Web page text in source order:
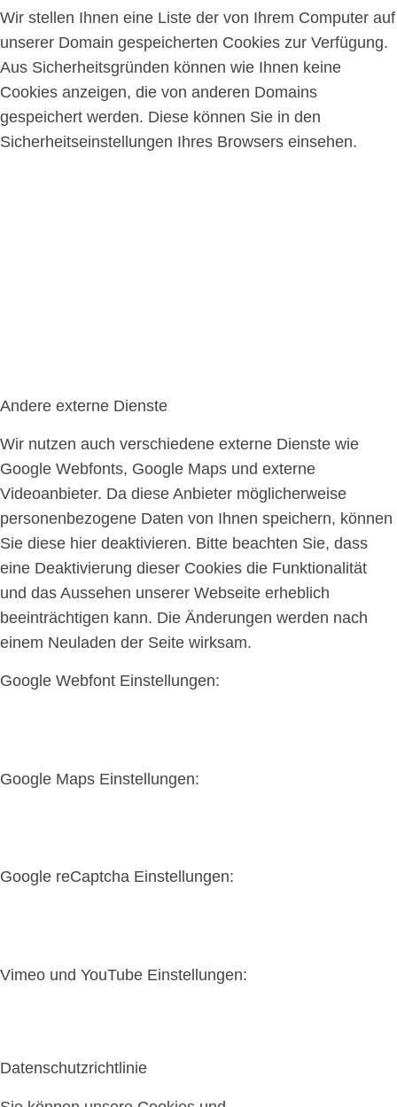
Wir stellen Ihnen eine Liste der von Ihrem Computer auf
unserer Domain gespeicherten Cookies zur Verfügung.
Aus Sicherheitsgründen können wie Ihnen keine
Cookies anzeigen, die von anderen Domains
gespeichert werden. Diese können Sie in den
Sicherheitseinstellungen Ihres Browsers einsehen.
Andere externe Dienste
Wir nutzen auch verschiedene externe Dienste wie
Google Webfonts, Google Maps und externe
Videoanbieter. Da diese Anbieter möglicherweise
personenbezogene Daten von Ihnen speichern, können
Sie diese hier deaktivieren. Bitte beachten Sie, dass
eine Deaktivierung dieser Cookies die Funktionalität
und das Aussehen unserer Webseite erheblich
beeinträchtigen kann. Die Änderungen werden nach
einem Neuladen der Seite wirksam.
Google Webfont Einstellungen:
Google Maps Einstellungen:
Google reCaptcha Einstellungen:
Vimeo und YouTube Einstellungen:
Datenschutzrichtlinie